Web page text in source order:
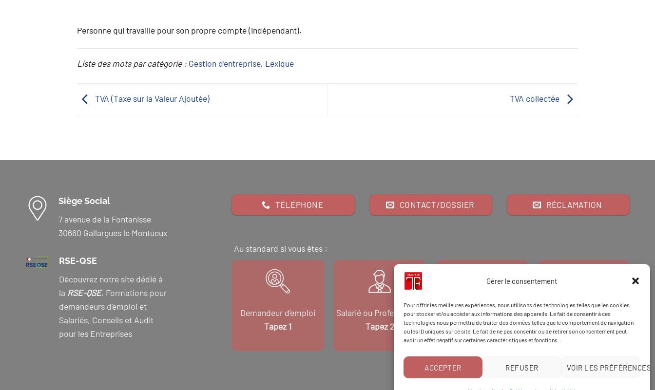
Gérer le consentement
Pour offrir les meilleures expériences, nous utilisons des technologies telles que les cookies
pour stocker et/ou accéder aux informations des appareils. Le fait de consentir à ces
technologies nous permettra de traiter des données telles que le comportement de navigation
ou les ID uniques sur ce site. Le fait de ne pas consentir ou de retirer son consentement peut
avoir un effet négatif sur certaines caractéristiques et fonctions.
ACCEPTER REFUSER VOIR LES PRÉFÉRENCES
Personne qui travaille pour son propre compte (indépendant).
Liste des mots par catégorie : Gestion d’entreprise, Lexique
TVA (Taxe sur la Valeur Ajoutée) TVA collectée
Siège Social
7 avenue de la Fontanisse
30660 Gallargues le Montueux
RSE-QSE
Découvrez notre site dédié à
la RSE-QSE. Formations pour
demandeurs d’emploi et
Salariés, Conseils et Audit
pour les Entreprises
TÉLÉPHONE CONTACT/DOSSIER RÉCLAMATION
Au standard si vous êtes :
Demandeur d’emploi
Tapez 1
Salarié ou Professionnel
Tapez 2
Financeur
Tapez 3
EtTapez 98pour
une formation